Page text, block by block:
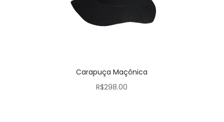
Carapuça Maçônica
R$298.00